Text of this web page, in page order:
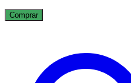
Comprar